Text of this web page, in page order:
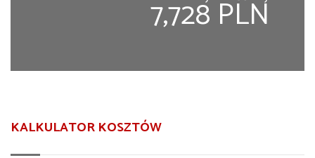
7,728 PLN
KALKULATOR KOSZTÓW